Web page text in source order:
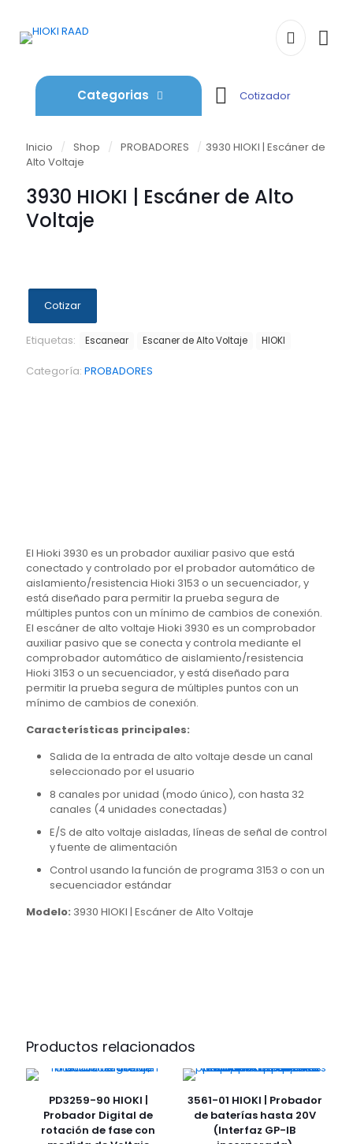
Categorias Cotizador
Inicio / Shop / PROBADORES / 3930 HIOKI | Escáner de
Alto Voltaje
3930 HIOKI | Escáner de Alto
Voltaje
Cotizar
Etiquetas: Escanear Escaner de Alto Voltaje HIOKI
Categoría: PROBADORES
El Hioki 3930 es un probador auxiliar pasivo que está
conectado y controlado por el probador automático de
aislamiento/resistencia Hioki 3153 o un secuenciador, y
está diseñado para permitir la prueba segura de
múltiples puntos con un mínimo de cambios de conexión.
El escáner de alto voltaje Hioki 3930 es un comprobador
auxiliar pasivo que se conecta y controla mediante el
comprobador automático de aislamiento/resistencia
Hioki 3153 o un secuenciador, y está diseñado para
permitir la prueba segura de múltiples puntos con un
mínimo de cambios de conexión.
Características principales:
Salida de la entrada de alto voltaje desde un canal
seleccionado por el usuario
8 canales por unidad (modo único), con hasta 32
canales (4 unidades conectadas)
E/S de alto voltaje aisladas, líneas de señal de control
y fuente de alimentación
Control usando la función de programa 3153 o con un
secuenciador estándar
Modelo: 3930 HIOKI | Escáner de Alto Voltaje
Productos relacionados
PD3259-90 HIOKI |
Probador Digital de
rotación de fase con
3561-01 HIOKI | Probador
de baterías hasta 20V
(Interfaz GP-IB